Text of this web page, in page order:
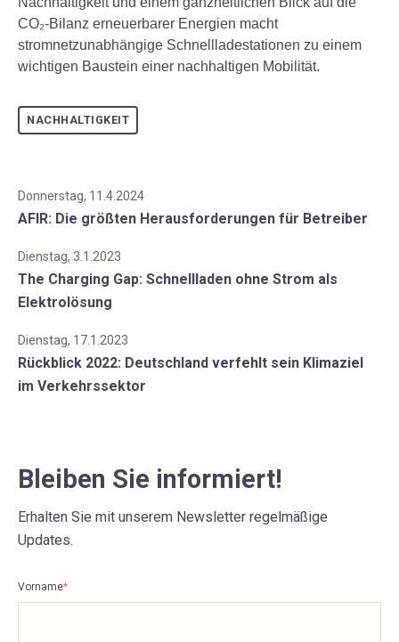
CO₂-Bilanz erneuerbarer Energien macht
stromnetzunabhängige Schnellladestationen zu einem
wichtigen Baustein einer nachhaltigen Mobilität.
NACHHALTIGKEIT
Donnerstag, 11.4.2024
AFIR: Die größten Herausforderungen für Betreiber
Dienstag, 3.1.2023
The Charging Gap: Schnellladen ohne Strom als
Elektrolösung
Dienstag, 17.1.2023
Rückblick 2022: Deutschland verfehlt sein Klimaziel
im Verkehrssektor
Bleiben Sie informiert!
Erhalten Sie mit unserem Newsletter regelmäßige
Updates.
Vorname*